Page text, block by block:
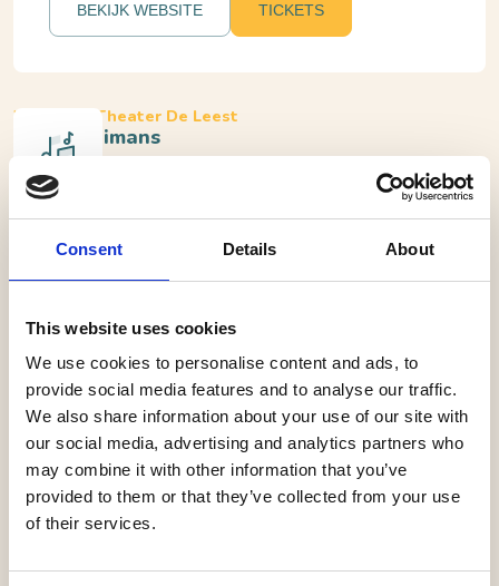
Consent Details About
This website uses cookies
We use cookies to personalise content and ads, to
provide social media features and to analyse our traffic.
We also share information about your use of our site with
our social media, advertising and analytics partners who
may combine it with other information that you’ve
provided to them or that they’ve collected from your use
of their services.
Waalwijk, Theater De Leest
Eric Vloeimans
Afrikaanse ritmes, Caribische grooves en melodische
improvisaties
trompettisten van Nederland. Zijn spel is lyrisch en
melodieus, hij werkte met talloze topmusici wereldwijd
en won meerdere Edisons. Hij zoekt altijd naar
vernieuwing en dat leidde tot het sprankelende nieuwe
trio Pico Bello, met gitarist Mark Tuinstra en
percussionist Udo Demandt. Zij verzorgen een muzikale
reis vol verrassingen, vrolijkheid en virtuositeit. Met
BEKIJK WEBSITE TICKETS